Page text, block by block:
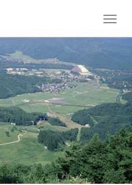
T
l
e
n
a
v
i
g
a
t
i